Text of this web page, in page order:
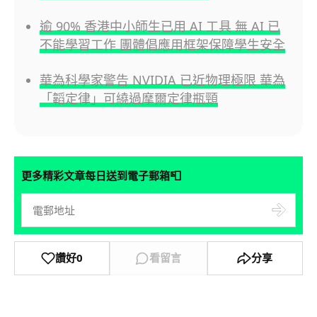
逾 90% 香港中小師生已用 AI 工具 無 AI 已
不能學習工作 團體倡應用框架保障學生安全
華為科學家警告 NVIDIA 已近物理極限 華為
「韜定律」可繞過摩爾定律瓶頸
更多精彩文章每日送到電子郵箱📮
讚好0 看留言 分享